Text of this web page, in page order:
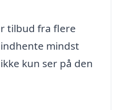
tilbud fra flere
mindst
kun ser på den